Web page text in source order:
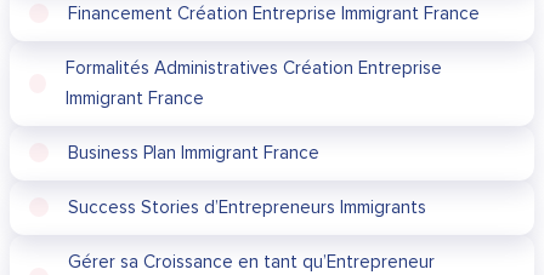
Financement Création Entreprise Immigrant France
Formalités Administratives Création Entreprise
Immigrant France
Business Plan Immigrant France
Success Stories d’Entrepreneurs Immigrants
Gérer sa Croissance en tant qu’Entrepreneur